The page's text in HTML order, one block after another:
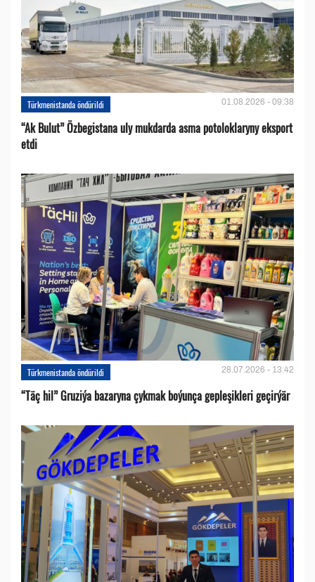
Türkmenistanda öndürildi 01.08.2026 - 09:38
“Ak Bulut” Özbegistana uly mukdarda asma potoloklaryny eksport
etdi
Türkmenistanda öndürildi 28.07.2026 - 13:42
“Täç hil” Gruziýa bazaryna çykmak boýunça gepleşikleri geçirýär